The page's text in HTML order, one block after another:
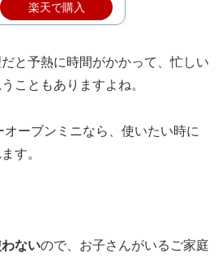
楽天で購入
と予熱に時間がかかって、忙しい
こともありますよね。
ーブンミニなら、使いたい時に
す。
ないので、お子さんがいるご家庭